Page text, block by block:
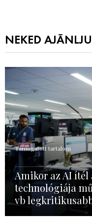
NEKED
Támogatott tartalom
Amikor az AI ítél
technológiája
vb